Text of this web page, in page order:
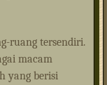
ruang tersendiri.
macam
yang berisi